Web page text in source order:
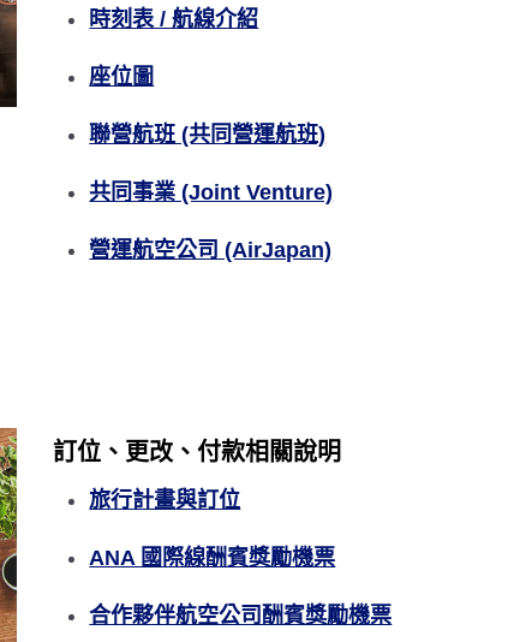
時刻表 / 航線介紹
座位圖
聯營航班 (共同營運航班)
共同事業 (Joint Venture)
營運航空公司 (AirJapan)
訂位、更改、付款相關說明
旅行計畫與訂位
ANA 國際線酬賓獎勵機票
合作夥伴航空公司酬賓獎勵機票